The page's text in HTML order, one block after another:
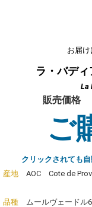
お届
ラ・バデ
La
販売価格
ご
クリックされても
産地 AOC Cote de
品種 ムールヴェードル